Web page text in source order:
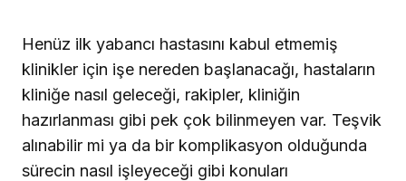
Henüz ilk yabancı hastasını kabul etmemiş
klinikler için işe nereden başlanacağı, hastaların
kliniğe nasıl geleceği, rakipler, kliniğin
hazırlanması gibi pek çok bilinmeyen var. Teşvik
alınabilir mi ya da bir komplikasyon olduğunda
sürecin nasıl işleyeceği gibi konuları